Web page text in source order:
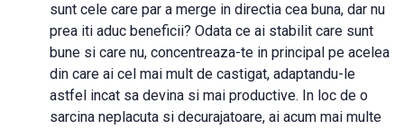
sunt cele care par a merge in directia cea buna, dar nu
prea iti aduc beneficii? Odata ce ai stabilit care sunt
bune si care nu, concentreaza-te in principal pe acelea
din care ai cel mai mult de castigat, adaptandu-le
astfel incat sa devina si mai productive. In loc de o
sarcina neplacuta si decurajatoare, ai acum mai multe